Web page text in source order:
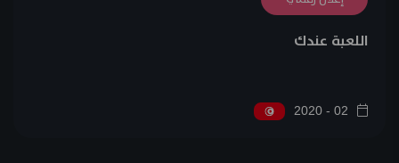
اللعبة عندك
02 - 2020